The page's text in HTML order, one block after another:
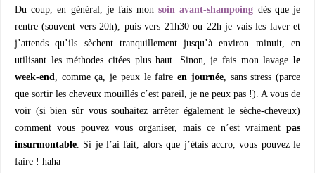
Du coup, en général, je fais monsoin avant-shampoing dès que je
rentre (souvent vers 20h), puis vers 21h30 ou 22h je vais les laver et
j’attends qu’ils sèchent tranquillement jusqu’à environ minuit, en
utilisant les méthodes citées plus haut. Sinon, je fais mon lavage le
week-end , comme ça, je peux le faireen journée, sans stress (parce
que sortir les cheveux mouillés c’est pareil, je ne peux pas !). A vous de
voir (si bien sûr vous souhaitez arrêter également le sèche-cheveux)
comment vous pouvez vous organiser, mais ce n’est vraiment pas
insurmontable . Si je l’ai fait, alors que j’étais accro, vous pouvez le
faire ! haha